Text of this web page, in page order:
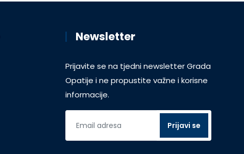
Newsletter
Prijavite se na tjedni newsletter Grada
Opatije i ne propustite važne i korisne
informacije.